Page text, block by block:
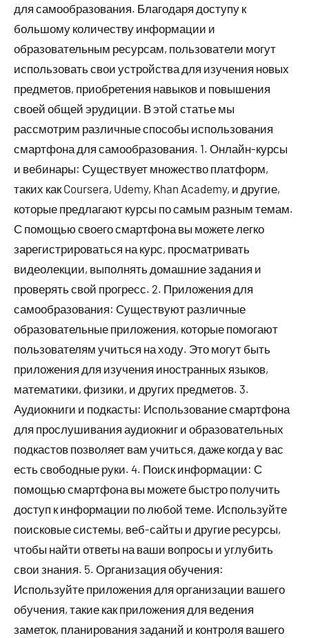
для самообразования. Благодаря доступу к
большому количеству информации и
образовательным ресурсам, пользователи могут
использовать свои устройства для изучения новых
предметов, приобретения навыков и повышения
своей общей эрудиции. В этой статье мы
рассмотрим различные способы использования
смартфона для самообразования. 1. Онлайн-курсы
и вебинары: Существует множество платформ,
таких как Coursera, Udemy, Khan Academy, и другие,
которые предлагают курсы по самым разным темам.
С помощью своего смартфона вы можете легко
зарегистрироваться на курс, просматривать
видеолекции, выполнять домашние задания и
проверять свой прогресс. 2. Приложения для
самообразования: Существуют различные
образовательные приложения, которые помогают
пользователям учиться на ходу. Это могут быть
приложения для изучения иностранных языков,
математики, физики, и других предметов. 3.
Аудиокниги и подкасты: Использование смартфона
для прослушивания аудиокниг и образовательных
подкастов позволяет вам учиться, даже когда у вас
есть свободные руки. 4. Поиск информации: С
помощью смартфона вы можете быстро получить
доступ к информации по любой теме. Используйте
поисковые системы, веб-сайты и другие ресурсы,
чтобы найти ответы на ваши вопросы и углубить
свои знания. 5. Организация обучения:
Используйте приложения для организации вашего
обучения, такие как приложения для ведения
заметок, планирования заданий и контроля вашего